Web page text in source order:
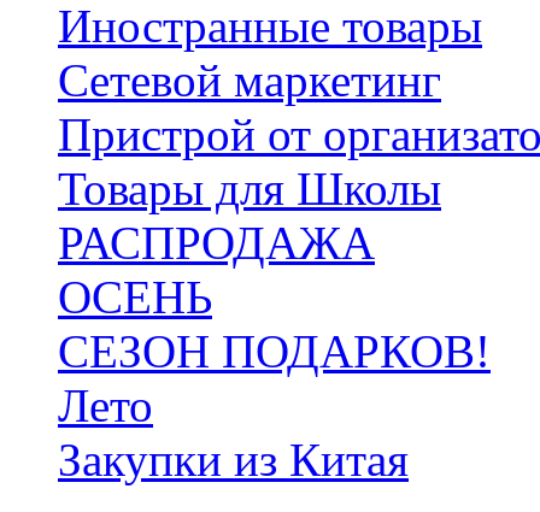
Иностранные товары
Сетевой маркетинг
Пристрой от
Товары для Школы
РАСПРОДАЖА
ОСЕНЬ
СЕЗОН ПОДАРКОВ!
Лето
Закупки из Китая